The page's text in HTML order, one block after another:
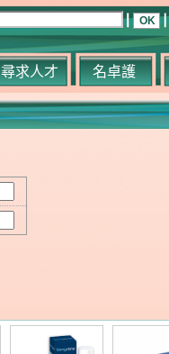
尋求人才 名卓護